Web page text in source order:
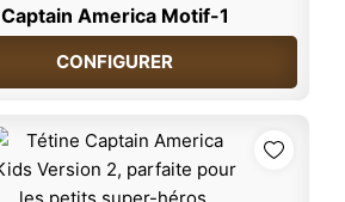
Captain America Motif-1
CONFIGURER